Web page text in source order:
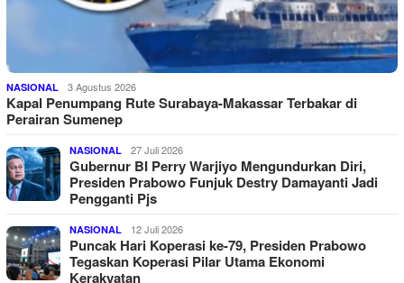
NASIONAL 3 Agustus 2026
Kapal Penumpang Rute Surabaya-Makassar Terbakar di
Perairan Sumenep
NASIONAL 27 Juli 2026
Gubernur BI Perry Warjiyo Mengundurkan Diri,
Presiden Prabowo Funjuk Destry Damayanti Jadi
Pengganti Pjs
NASIONAL 12 Juli 2026
Puncak Hari Koperasi ke-79, Presiden Prabowo
Tegaskan Koperasi Pilar Utama Ekonomi
Kerakyatan